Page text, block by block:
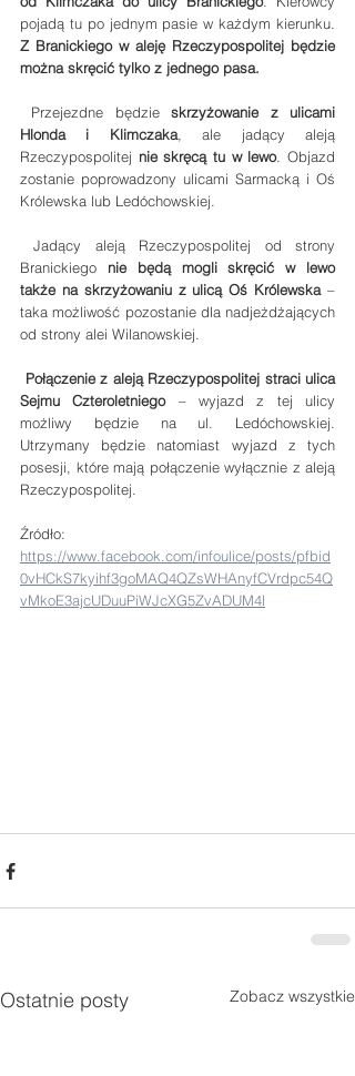
Z Branickiego w aleję Rzeczypospolitej będzie
można skręcić tylko z jednego pasa.
Przejezdne będzie skrzyżowanie z ulicami
Hlonda i Klimczaka, ale jadący aleją
Rzeczypospolitej nie skręcą tu w lewo. Objazd
zostanie poprowadzony ulicami Sarmacką i Oś
Królewska lub Ledóchowskiej.
Jadący aleją Rzeczypospolitej od strony
Branickiego nie będą mogli skręcić w lewo
także na skrzyżowaniu z ulicą Oś Królewska –
taka możliwość pozostanie dla nadjeżdżających
od strony alei Wilanowskiej.
Połączenie z aleją Rzeczypospolitej straci ulica
Sejmu Czteroletniego – wyjazd z tej ulicy
możliwy będzie na ul. Ledóchowskiej.
Utrzymany będzie natomiast wyjazd z tych
posesji, które mają połączenie wyłącznie z aleją
Rzeczypospolitej.
Źródło:
https://www.facebook.com/infoulice/posts/pfbid
0vHCkS7kyihf3goMAQ4QZsWHAnyfCVrdpc54Q
vMkoE3ajcUDuuPiWJcXG5ZvADUM4l
Ostatnie posty Zobacz wszystkie